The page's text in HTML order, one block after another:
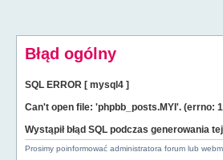
Błąd ogólny
SQL ERROR [ mysql4 ]
Can't open file: 'phpbb_posts.MYI'. (errno:
Wystąpił błąd SQL podczas generowania
Prosimy poinformować administratora forum lub